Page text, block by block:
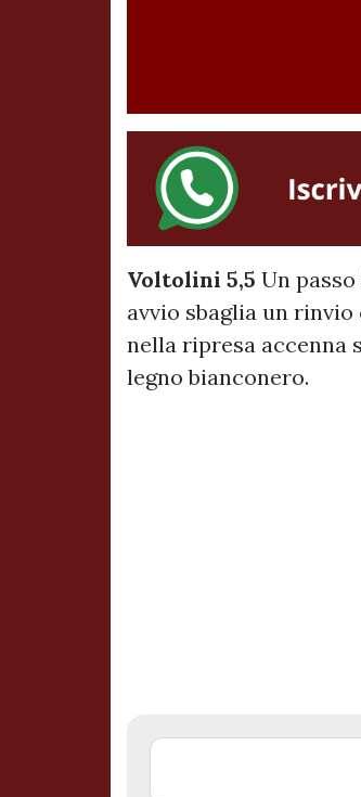
Voltolini 5,5 Un
avvio sbaglia un
nella ripresa accenna
legno bianconero.